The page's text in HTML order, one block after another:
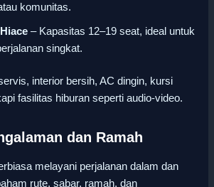
komunitas.
– Kapasitas 12–19 seat, ideal untuk
singkat.
interior bersih, AC dingin, kursi
fasilitas hiburan seperti audio-video.
dan Ramah
melayani perjalanan dalam dan
rute, sabar, ramah, dan